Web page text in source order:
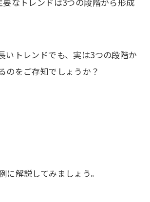
いトレンドでも、実は3つの段階か
のをご存知でしょうか？
に解説してみましょう。